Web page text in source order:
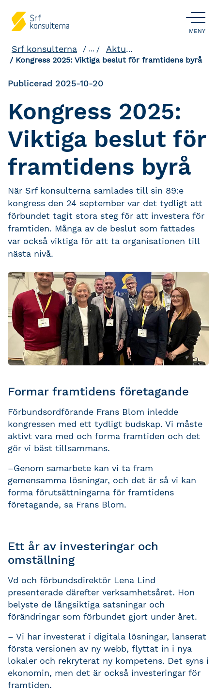
ÖPPNA
MENY
Srf konsulterna ... Aktuellt och påverkan
Kongress 2025: Viktiga beslut för framtidens byrå
Publicerad 2025-10-20
Kongress 2025:
Viktiga beslut för
framtidens byrå
När Srf konsulterna samlades till sin 89:e
kongress den 24 september var det tydligt att
förbundet tagit stora steg för att investera för
framtiden. Många av de beslut som fattades
var också viktiga för att ta organisationen till
nästa nivå.
Formar framtidens företagande
Förbundsordförande Frans Blom inledde
kongressen med ett tydligt budskap. Vi måste
aktivt vara med och forma framtiden och det
gör vi bäst tillsammans.
–Genom samarbete kan vi ta fram
gemensamma lösningar, och det är så vi kan
forma förutsättningarna för framtidens
företagande, sa Frans Blom.
Ett år av investeringar och
omställning
Vd och förbundsdirektör Lena Lind
presenterade därefter verksamhetsåret. Hon
belyste de långsiktiga satsningar och
förändringar som förbundet gjort under året.
– Vi har investerat i digitala lösningar, lanserat
första versionen av ny webb, flyttat in i nya
lokaler och rekryterat ny kompetens. Det syns i
ekonomin, men det är också investeringar för
framtiden.